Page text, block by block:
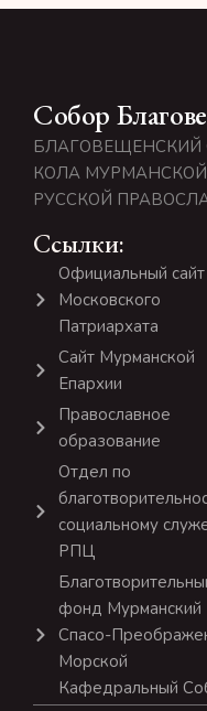
Собор
БЛАГОВЕЩЕНСКИЙ
КОЛА
РУССКОЙ
Ссылки:
Официальный сайт
Московского
Патриархата
Сайт Мурманской
Епархии
Православное
образование
Отдел по
социальному
РПЦ
фонд Мурманский
Спасо-
Морской
Кафедральный